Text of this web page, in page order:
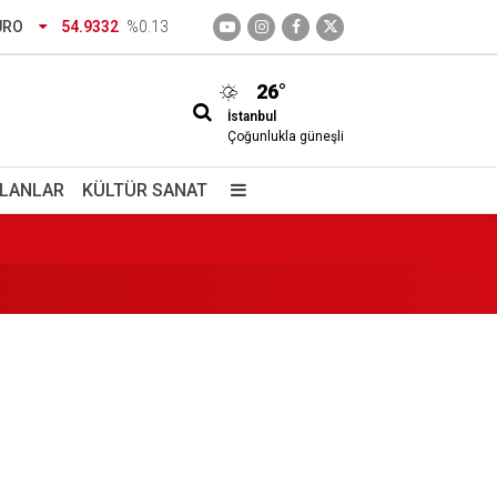
54.9332 %0.13
26°
İstanbul
Çoğunlukla güneşli
KÜLTÜR SANAT
Mehmet Ziya Gökalp kimdir?